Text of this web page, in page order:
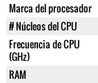
Marca del procesador
# Núcleos del CPU
Frecuencia de CPU
(GHz)
RAM